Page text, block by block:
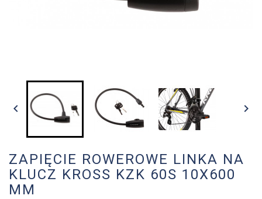
 
ZAPIĘCIE ROWEROWE LINKA NA
KLUCZ KROSS KZK 60S 10X600
MM